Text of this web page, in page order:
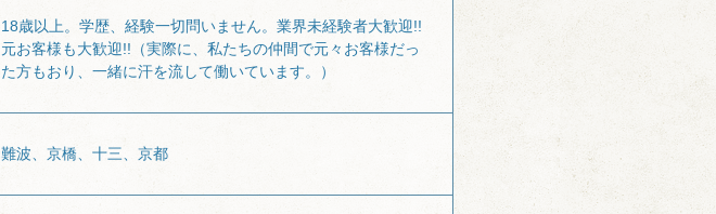
18歳以上。学歴、経験一切問いません。業界未経験者大歓迎!!
元お客様も大歓迎!!（実際に、私たちの仲間で元々お客様だっ
た方もおり、一緒に汗を流して働いています。）
難波、京橋、十三、京都